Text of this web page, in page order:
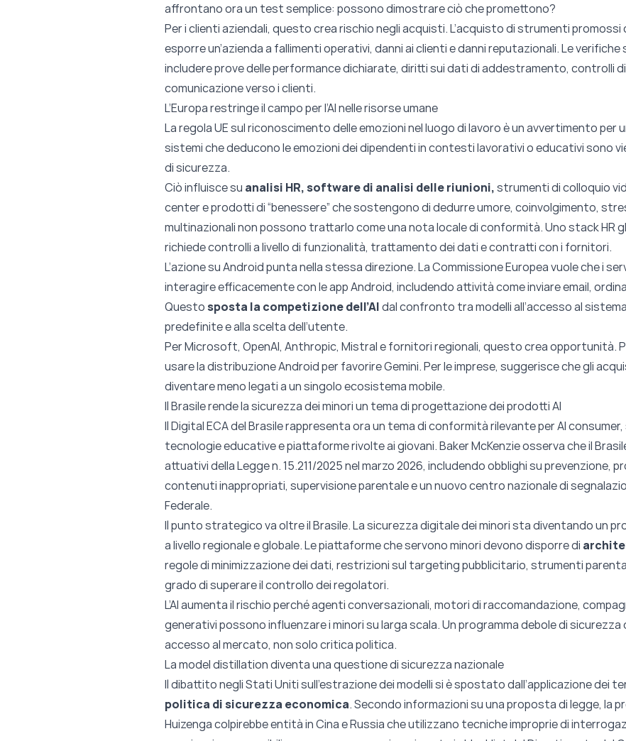
affrontano ora un test semplice: possono dimostrare ciò che promettono?
Per i clienti aziendali, questo crea rischio negli acquisti. L’acquisto di strumenti
esporre un’azienda a fallimenti operativi, danni ai clienti e danni reputazionali. Le
includere prove delle performance dichiarate, diritti sui dati di addestramento, controlli
comunicazione verso i clienti.
L’Europa restringe il campo per l’AI nelle risorse umane
La regola UE sul riconoscimento delle emozioni nel luogo di lavoro è un avvertimento per
sistemi che deducono le emozioni dei dipendenti in contesti lavorativi o educativi sono
di sicurezza.
Ciò influisce su analisi HR, software di analisi delle riunioni,strumenti di colloquio
center e prodotti di “benessere” che sostengono di dedurre umore, coinvolgimento,
multinazionali non possono trattarlo come una nota locale di conformità. Uno stack HR
richiede controlli a livello di funzionalità, trattamento dei dati e contratti con i fornitori.
L’azione su Android punta nella stessa direzione. La Commissione Europea vuole che i
interagire efficacemente con le app Android, includendo attività come inviare email,
Questosposta la competizione dell’AIdal confronto tra modelli all’accesso al
predefinite e alla scelta dell’utente.
Per Microsoft, OpenAI, Anthropic, Mistral e fornitori regionali, questo crea opportunità.
usare la distribuzione Android per favorire Gemini. Per le imprese, suggerisce che gli
diventare meno legati a un singolo ecosistema mobile.
Il Brasile rende la sicurezza dei minori un tema di progettazione dei prodotti AI
Il Digital ECA del Brasile rappresenta ora un tema di conformità rilevante per AI consumer,
tecnologie educative e piattaforme rivolte ai giovani. Baker McKenzie osserva che il
attuativi della Legge n. 15.211/2025 nel marzo 2026, includendo obblighi su prevenzione,
contenuti inappropriati, supervisione parentale e un nuovo centro nazionale di
Federale.
Il punto strategico va oltre il Brasile. La sicurezza digitale dei minori sta diventando un
a livello regionale e globale. Le piattaforme che servono minori devono disporre di
regole di minimizzazione dei dati, restrizioni sul targeting pubblicitario, strumenti
grado di superare il controllo dei regolatori.
L’AI aumenta il rischio perché agenti conversazionali, motori di raccomandazione,
generativi possono influenzare i minori su larga scala. Un programma debole di sicurezza
accesso al mercato, non solo critica politica.
La model distillation diventa una questione di sicurezza nazionale
Il dibattito negli Stati Uniti sull’estrazione dei modelli si è spostato dall’applicazione dei
politica di sicurezza economica. Secondo informazioni su una proposta di legge, la
Huizenga colpirebbe entità in Cina e Russia che utilizzano tecniche improprie di